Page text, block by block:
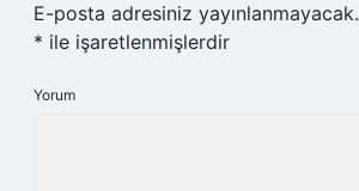
E-posta adresiniz yayınlanmayacak.
* ile işaretlenmişlerdir
Yorum